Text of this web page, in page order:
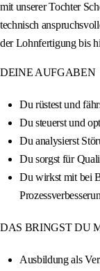
mit unserer Tochter
technisch
der Lohnfertigung bis
DEINE AUFGABEN
Du rüstest und
Du steuerst und
Du analysierst
Du sorgst für
Du wirkst mit bei
DAS BRINGST DU
Ausbildung als